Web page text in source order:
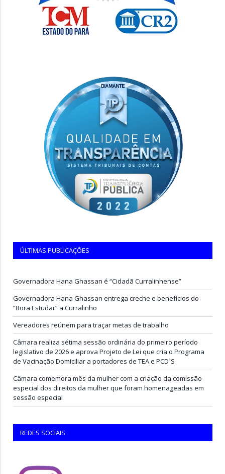
ÚLTIMAS PUBLICAÇÕES
Governadora Hana Ghassan é “Cidadã Curralinhense”
Governadora Hana Ghassan entrega creche e benefícios do
“Bora Estudar” a Curralinho
Vereadores reúnem para traçar metas de trabalho
Câmara realiza sétima sessão ordinária do primeiro período
legislativo de 2026 e aprova Projeto de Lei que cria o Programa
de Vacinação Domiciliar a portadores de TEA e PCD`S
Câmara comemora mês da mulher com a criação da comissão
especial dos direitos da mulher que foram homenageadas em
sessão especial
REDES SOCIAIS